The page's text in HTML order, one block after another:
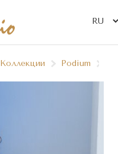
Коллекции Podium